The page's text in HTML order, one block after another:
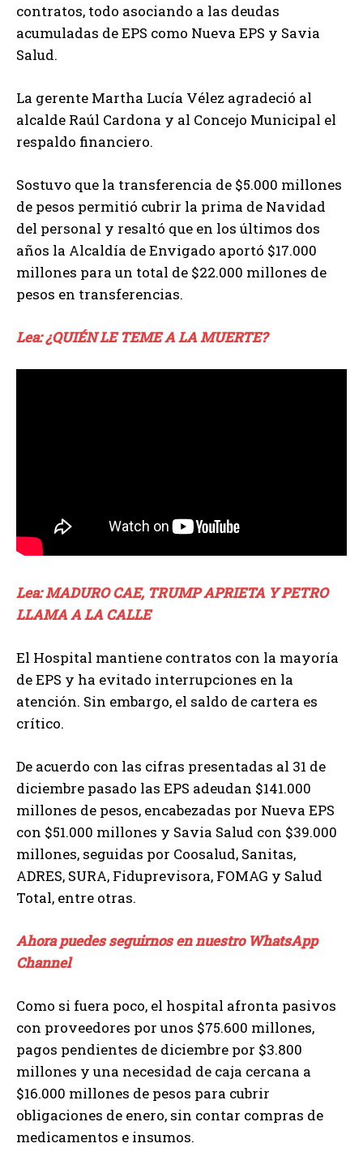
contratos, todo asociando a las deudas
acumuladas de EPS como Nueva EPS y Savia
Salud.
La gerente Martha Lucía Vélez agradeció al
alcalde Raúl Cardona y al Concejo Municipal el
respaldo financiero.
Sostuvo que la transferencia de $5.000 millones
de pesos permitió cubrir la prima de Navidad
del personal y resaltó que en los últimos dos
años la Alcaldía de Envigado aportó $17.000
millones para un total de $22.000 millones de
pesos en transferencias.
Lea: ¿QUIÉN LE TEME A LA MUERTE?
Lea: MADURO CAE, TRUMP APRIETA Y PETRO
LLAMA A LA CALLE
El Hospital mantiene contratos con la mayoría
de EPS y ha evitado interrupciones en la
atención. Sin embargo, el saldo de cartera es
crítico.
De acuerdo con las cifras presentadas al 31 de
diciembre pasado las EPS adeudan $141.000
millones de pesos, encabezadas por Nueva EPS
con $51.000 millones y Savia Salud con $39.000
millones, seguidas por Coosalud, Sanitas,
ADRES, SURA, Fiduprevisora, FOMAG y Salud
Total, entre otras.
Ahora puedes seguirnos en nuestro WhatsApp
Channel
Como si fuera poco, el hospital afronta pasivos
con proveedores por unos $75.600 millones,
pagos pendientes de diciembre por $3.800
millones y una necesidad de caja cercana a
$16.000 millones de pesos para cubrir
obligaciones de enero, sin contar compras de
medicamentos e insumos.